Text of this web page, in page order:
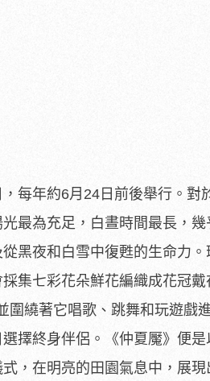
每年約6月 24日前後舉行。對
最為充足，白晝時間最長， 幾
黑夜和白雪中復甦的生命力。
採集七彩花朵鮮花編織成花冠戴
圍繞著它唱歌、跳舞和玩遊戲
擇終身伴侶。《仲夏魘》 便是
，在明亮的田園氣息中，展現